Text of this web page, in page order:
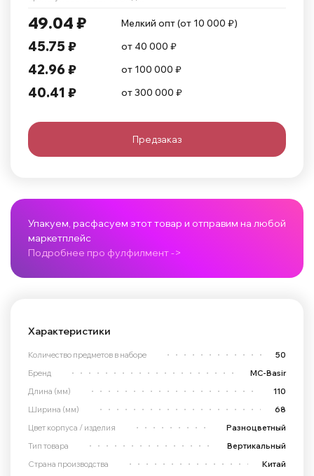
49.04 ₽ Мелкий опт (от 10 000 ₽)
45.75 ₽ от 40 000 ₽
42.96 ₽ от 100 000 ₽
40.41 ₽ от 300 000 ₽
Предзаказ
Упакуем, расфасуем этот товар и отправим на любой
маркетплейс
Подробнее про фулфилмент ->
Характеристики
Количество предметов в наборе
50
Бренд
MC-Basir
Длина (мм)
110
Ширина (мм)
68
Цвет корпуса / изделия
Разноцветный
Тип товара
Вертикальный
Страна производства
Китай